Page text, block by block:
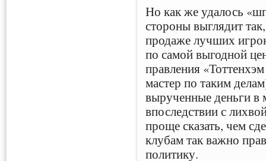
Но как же удалось
стороны выглядит
продаже лучших
по самой выгодной
правления
мастер по таким
вырученные деньги в
впоследствии с
проще сказать, чем
клубам так важно
политику.